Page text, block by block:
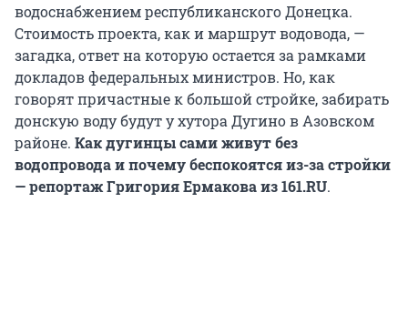
водоснабжением республиканского Донецка.
Стоимость проекта, как и маршрут водовода, —
загадка, ответ на которую остается за рамками
докладов федеральных министров. Но, как
говорят причастные к большой стройке, забирать
донскую воду будут у хутора Дугино в Азовском
районе. Как дугинцы сами живут без
водопровода и почему беспокоятся из-за стройки
— репортаж Григория Ермакова из161.RU.